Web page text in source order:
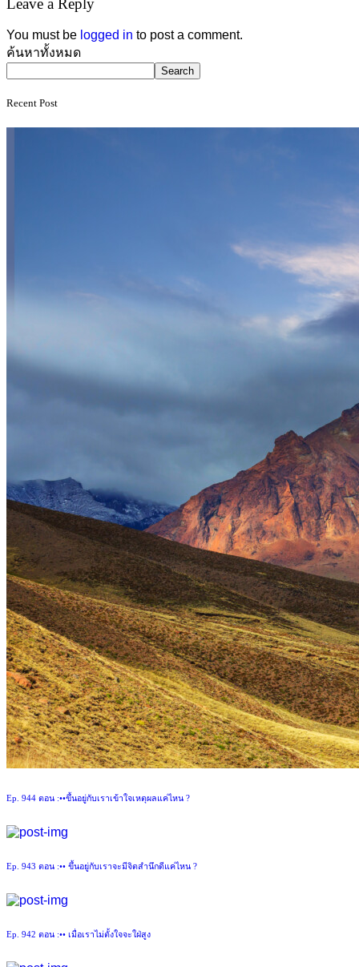
Leave a Reply
You must be logged in to post a comment.
Asides
ค้นหาทั้งหมด
Search
Recent Post
Ep. 944 ตอน :••ขึ้นอยู่กับเราเข้าใจเหตุผลแค่ไหน ?
Ep. 943 ตอน :•• ขึ้นอยู่กับเราจะมีจิตสำนึกดีแค่ไหน ?
Ep. 942 ตอน :•• เมื่อเราไม่ตั้งใจจะใฝ่สูง